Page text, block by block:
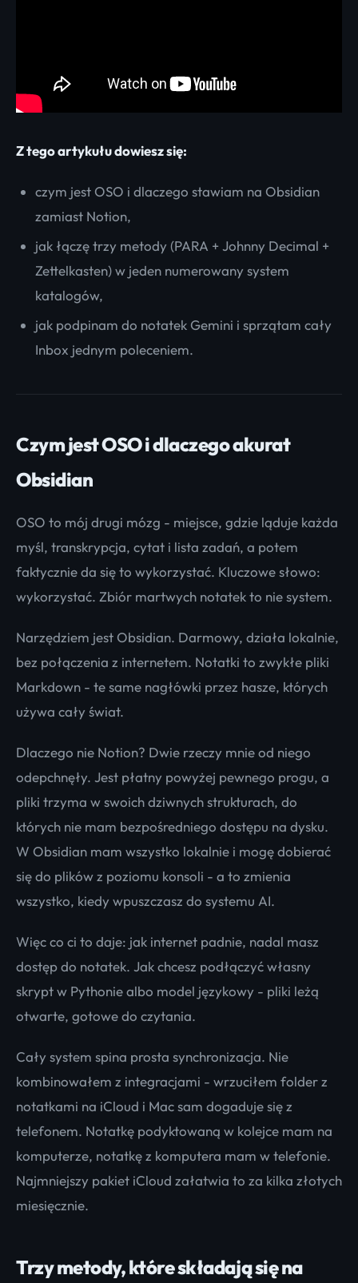
Z tego artykułu dowiesz się:
czym jest OSO i dlaczego stawiam na Obsidian
zamiast Notion,
jak łączę trzy metody (PARA + Johnny Decimal +
Zettelkasten) w jeden numerowany system
katalogów,
jak podpinam do notatek Gemini i sprzątam cały
Inbox jednym poleceniem.
Czym jest OSO i dlaczego akurat
Obsidian
OSO to mój drugi mózg - miejsce, gdzie ląduje każda
myśl, transkrypcja, cytat i lista zadań, a potem
faktycznie da się to wykorzystać. Kluczowe słowo:
wykorzystać. Zbiór martwych notatek to nie system.
Narzędziem jest Obsidian. Darmowy, działa lokalnie,
bez połączenia z internetem. Notatki to zwykłe pliki
Markdown - te same nagłówki przez hasze, których
używa cały świat.
Dlaczego nie Notion? Dwie rzeczy mnie od niego
odepchnęły. Jest płatny powyżej pewnego progu, a
pliki trzyma w swoich dziwnych strukturach, do
których nie mam bezpośredniego dostępu na dysku.
W Obsidian mam wszystko lokalnie i mogę dobierać
się do plików z poziomu konsoli - a to zmienia
wszystko, kiedy wpuszczasz do systemu AI.
Więc co ci to daje: jak internet padnie, nadal masz
dostęp do notatek. Jak chcesz podłączyć własny
skrypt w Pythonie albo model językowy - pliki leżą
otwarte, gotowe do czytania.
Cały system spina prosta synchronizacja. Nie
kombinowałem z integracjami - wrzuciłem folder z
notatkami na iCloud i Mac sam dogaduje się z
telefonem. Notatkę podyktowaną w kolejce mam na
komputerze, notatkę z komputera mam w telefonie.
Najmniejszy pakiet iCloud załatwia to za kilka złotych
miesięcznie.
Trzy metody, które składają się na